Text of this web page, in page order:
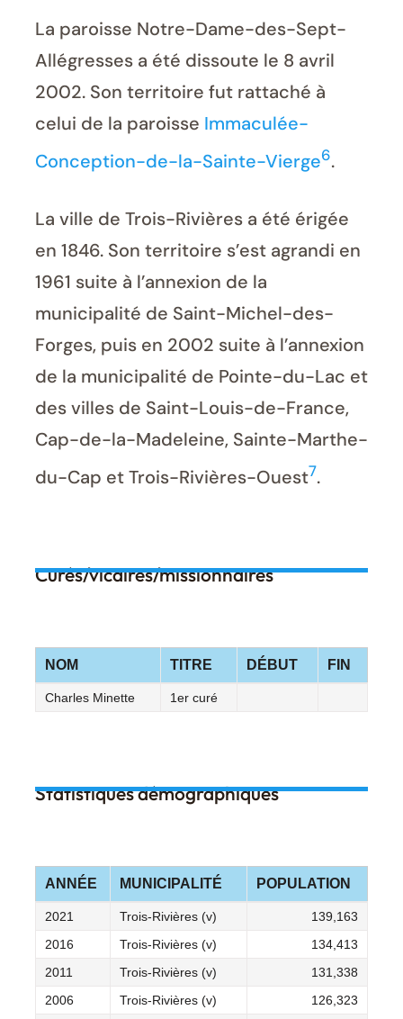
La paroisse Notre-Dame-des-Sept-
Allégresses a été dissoute le 8 avril
2002. Son territoire fut rattaché à
celui de la paroisse Immaculée-
Conception-de-la-Sainte-Vierge6.
La ville de Trois-Rivières a été érigée
en 1846. Son territoire s’est agrandi en
1961 suite à l’annexion de la
municipalité de Saint-Michel-des-
Forges, puis en 2002 suite à l’annexion
de la municipalité de Pointe-du-Lac et
des villes de Saint-Louis-de-France,
Cap-de-la-Madeleine, Sainte-Marthe-
du-Cap et Trois-Rivières-Ouest7.
Curés/vicaires/missionnaires
NOM TITRE DÉBUT FIN
Charles Minette 1er curé
Statistiques démographiques
ANNÉE MUNICIPALITÉ POPULATION
2021 Trois-Rivières (v)
139,163
2016
Trois-Rivières (v)
134,413
2011
Trois-Rivières (v)
131,338
2006
Trois-Rivières (v)
126,323